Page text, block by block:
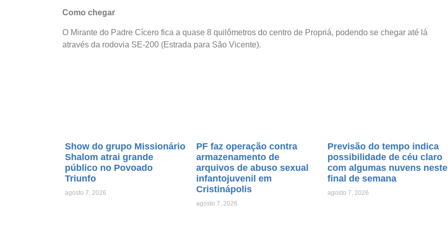
Como chegar
O Mirante do Padre Cícero fica a quase 8 quilômetros do centro de Propriá, podendo se chegar até lá
através da rodovia SE-200 (Estrada para São Vicente).
Show do grupo Missionário
Shalom atrai grande
público no Povoado
Triunfo
agosto 7, 2026
PF faz operação contra
armazenamento de
arquivos de abuso sexual
infantojuvenil em
Cristinápolis
agosto 7, 2026
Previsão do tempo indica
possibilidade de céu claro
com algumas nuvens neste
final de semana
agosto 7, 2026